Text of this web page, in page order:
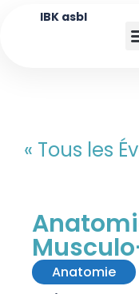
IBK asbl
« Tous les
Anatomie